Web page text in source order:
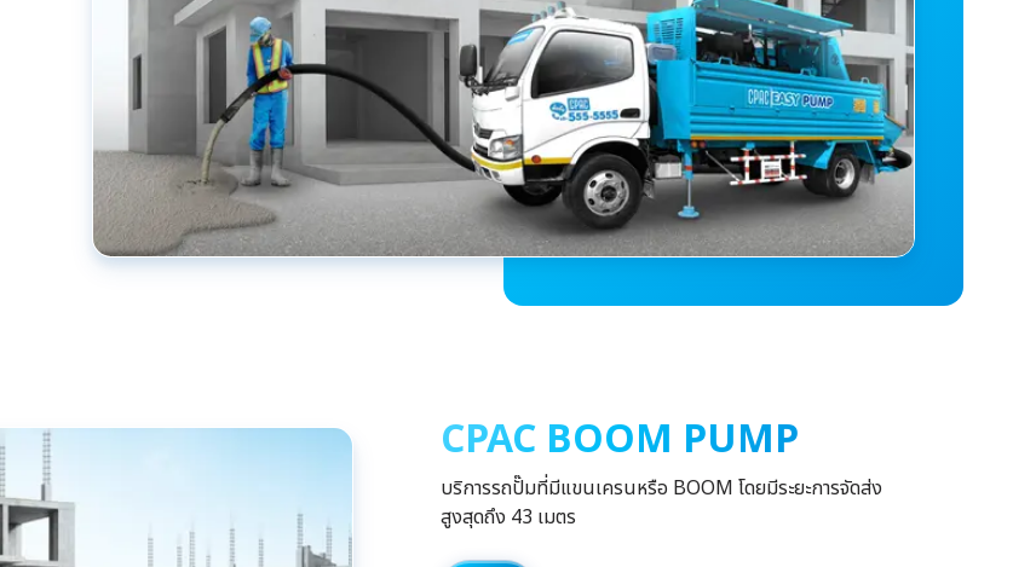
CPAC BOOM PUMP
บริการรถปั๊มที่มีแขนเครนหรือ BOOM โดยมีระยะการจัดส่ง
สูงสุดถึง 43 เมตร